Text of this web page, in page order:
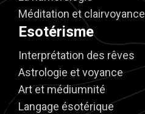
Méditation et clairvoyance
Esotérisme
Interprétation des rêves
Astrologie et voyance
Art et médiumnité
Langage ésotérique